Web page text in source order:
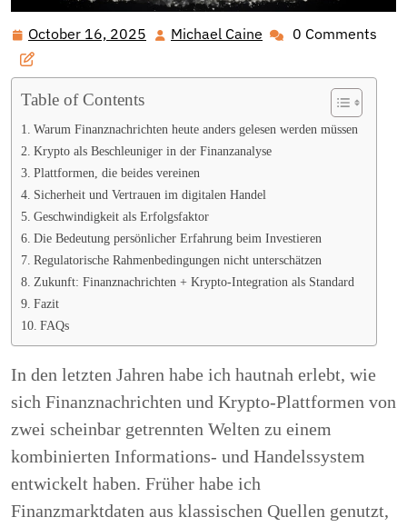
October 16, 2025 October
2025
Michael Caine Michael0 Comments
Table of Contents
Warum Finanznachrichten heute anders gelesen werden müssen
Krypto als Beschleuniger in der Finanzanalyse
Plattformen, die beides vereinen
Sicherheit und Vertrauen im digitalen Handel
Geschwindigkeit als Erfolgsfaktor
Die Bedeutung persönlicher Erfahrung beim Investieren
Regulatorische Rahmenbedingungen nicht unterschätzen
Zukunft: Finanznachrichten + Krypto-Integration als Standard
Fazit
FAQs
In den letzten Jahren habe ich hautnah erlebt, wie
sich Finanznachrichten und Krypto-Plattformen von
zwei scheinbar getrennten Welten zu einem
kombinierten Informations- und Handelssystem
entwickelt haben. Früher habe ich
Finanzmarktdaten aus klassischen Quellen genutzt,